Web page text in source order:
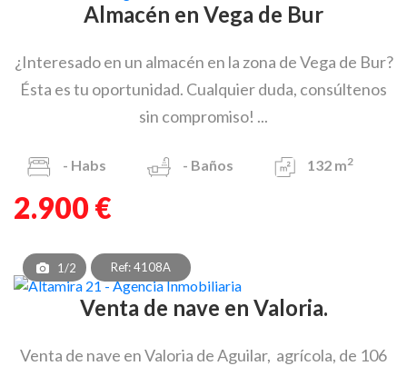
Almacén en Vega de Bur
¿Interesado en un almacén en la zona de Vega de Bur?
Ésta es tu oportunidad. Cualquier duda, consúltenos
sin compromiso! ...
- Habs - Baños 132 m2
2.900 €
1/2 Ref: 4108A
Venta de nave en Valoria.
Venta de nave en Valoria de Aguilar, agrícola, de 106